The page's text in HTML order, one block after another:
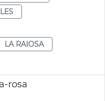
LA RAIOSA
rosa